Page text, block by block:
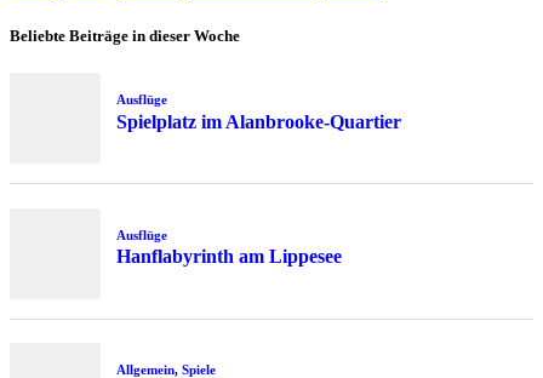
Beliebte Beiträge in dieser Woche
Ausflüge
Spielplatz im Alanbrooke-Quartier
Ausflüge
Hanflabyrinth am Lippesee
Allgemein, Spiele